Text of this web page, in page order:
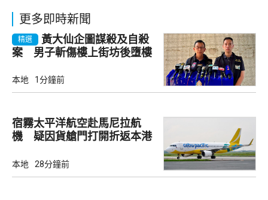
更多即時新聞
精選
黃大仙企圖謀殺及自殺
案 男子斬傷樓上街坊後墮樓
本地 1分鐘前
宿霧太平洋航空赴馬尼拉航
機 疑因貨艙門打開折返本港
本地 28分鐘前